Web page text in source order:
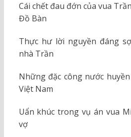
Cái chết đau đớn của vua
Đồ Bàn
Thực hư lời nguyền đáng
nhà Trần
Những đặc công nước
Việt Nam
Uẩn khúc trong vụ án vua
vợ